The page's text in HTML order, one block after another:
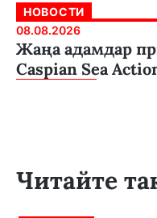
НОВОСТИ
08.08.2026
Жаңа адамдар
Caspian Sea
Читайте